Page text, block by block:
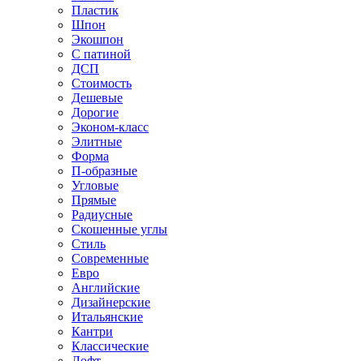
Пластик
Шпон
Экошпон
С патиной
ДСП
Стоимость
Дешевые
Дорогие
Эконом-класс
Элитные
Форма
П-образные
Угловые
Прямые
Радиусные
Скошенные углы
Стиль
Современные
Евро
Английские
Дизайнерские
Итальянские
Кантри
Классические